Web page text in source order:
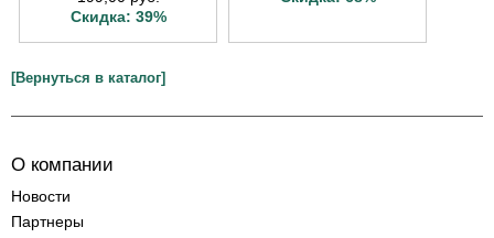
Скидка: 39%
[Вернуться в каталог]
О компании
Новости
Партнеры